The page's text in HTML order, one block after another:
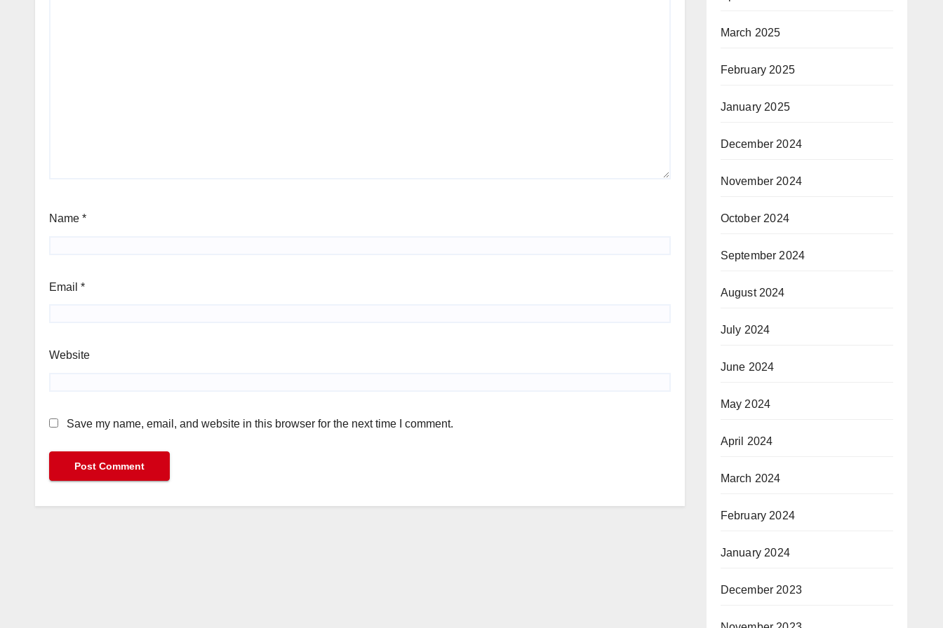
Name *
Email *
Website
Save my name, email, and website in this browser for the next time I comment.
March 2025
February 2025
January 2025
December 2024
November 2024
October 2024
September 2024
August 2024
July 2024
June 2024
May 2024
April 2024
March 2024
February 2024
January 2024
December 2023